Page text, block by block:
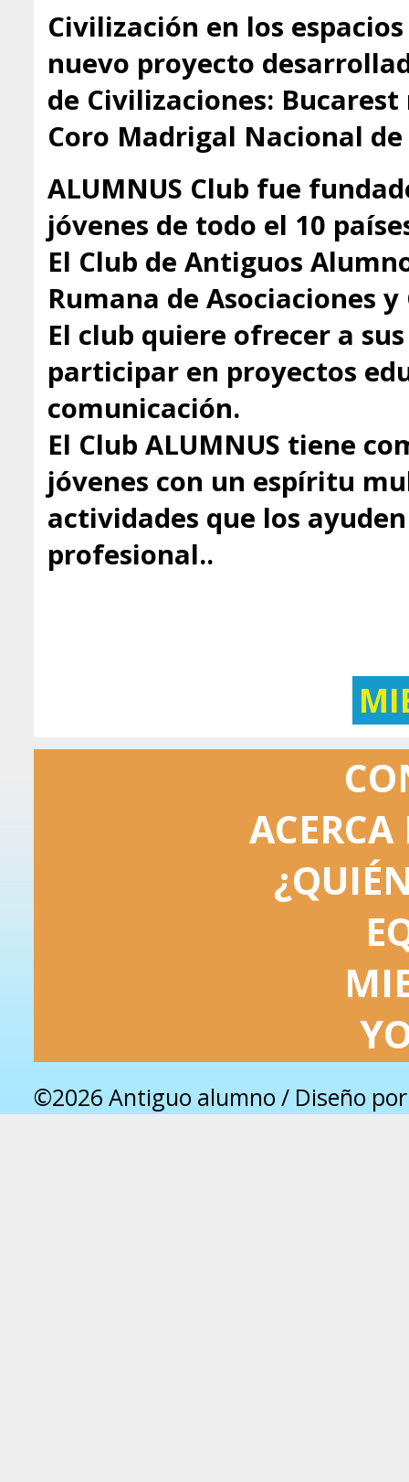
Civilización en los
nuevo proyecto
de Civilizaciones:
Coro Madrigal Nacional
ALUMNUS Club fue
jóvenes de todo el 10
El Club de Antiguos
Rumana de Asociaciones y
El club quiere ofrecer a
participar en proyectos
comunicación.
El Club ALUMNUS tiene
jóvenes con un espíritu
actividades que los
profesional..
©2026 Antiguo alumno / Diseño